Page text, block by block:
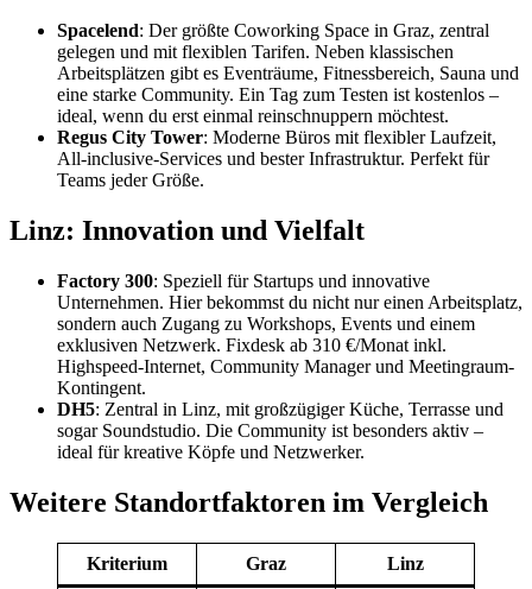
Spacelend: Der größte Coworking Space in Graz, zentral
gelegen und mit flexiblen Tarifen. Neben klassischen
Arbeitsplätzen gibt es Eventräume, Fitnessbereich, Sauna und
eine starke Community. Ein Tag zum Testen ist kostenlos –
ideal, wenn du erst einmal reinschnuppern möchtest.
Regus City Tower: Moderne Büros mit flexibler Laufzeit,
All-inclusive-Services und bester Infrastruktur. Perfekt für
Teams jeder Größe.
Linz: Innovation und Vielfalt
Factory 300: Speziell für Startups und innovative
Unternehmen. Hier bekommst du nicht nur einen Arbeitsplatz,
sondern auch Zugang zu Workshops, Events und einem
exklusiven Netzwerk. Fixdesk ab 310 €/Monat inkl.
Highspeed-Internet, Community Manager und Meetingraum-
Kontingent.
DH5: Zentral in Linz, mit großzügiger Küche, Terrasse und
sogar Soundstudio. Die Community ist besonders aktiv –
ideal für kreative Köpfe und Netzwerker.
Weitere Standortfaktoren im Vergleich
Kriterium Graz Linz